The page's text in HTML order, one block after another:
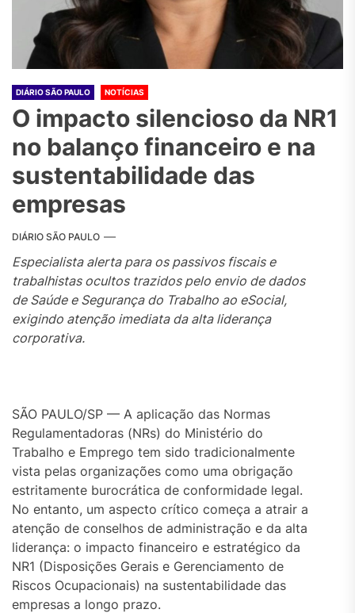
DIÁRIO SÃO PAULO NOTÍCIAS
O impacto silencioso da NR1
no balanço financeiro e na
sustentabilidade das
empresas
DIÁRIO SÃO PAULO
Especialista alerta para os passivos fiscais e
trabalhistas ocultos trazidos pelo envio de dados
de Saúde e Segurança do Trabalho ao eSocial,
exigindo atenção imediata da alta liderança
corporativa.
SÃO PAULO/SP — A aplicação das Normas
Regulamentadoras (NRs) do Ministério do
Trabalho e Emprego tem sido tradicionalmente
vista pelas organizações como uma obrigação
estritamente burocrática de conformidade legal.
No entanto, um aspecto crítico começa a atrair a
atenção de conselhos de administração e da alta
liderança: o impacto financeiro e estratégico da
NR1 (Disposições Gerais e Gerenciamento de
Riscos Ocupacionais) na sustentabilidade das
empresas a longo prazo.